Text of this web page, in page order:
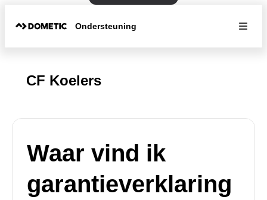
Ondersteuning
CF Koelers
Waar vind ik
garantieverklaring